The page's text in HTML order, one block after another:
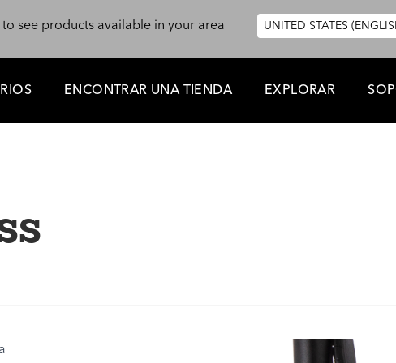
see products available in your area
UNITED STATES
ENCONTRAR UNA TIENDA EXPLORAR